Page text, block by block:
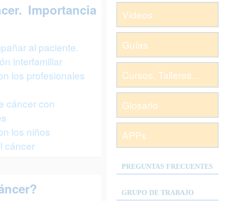
Importancia
al paciente.
interfamiliar
los profesionales
cáncer con
los niños
cáncer
Vídeos
Guías
Cursos, Talleres...
Glosario
APPs
PREGUNTAS FRECUENTES
GRUPO DE TRABAJO